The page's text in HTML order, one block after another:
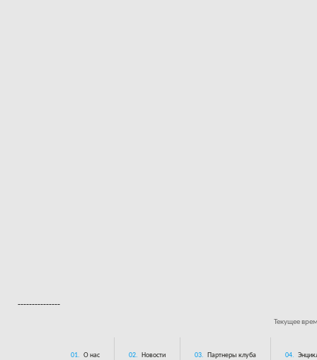
---------------
Текущее
01. О нас 02. Новости 03. Партнеры клуба 04.